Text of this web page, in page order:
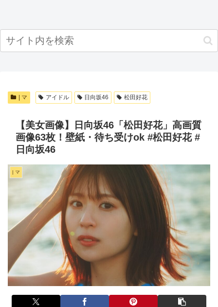
| マ アイドル 日向坂46 松田好花
【美女画像】日向坂46「松田好花」高画質
画像63枚！壁紙・待ち受けok #松田好花 #
日向坂46
| マ